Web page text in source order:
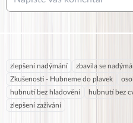
zlepšení nadýmání zbavila se
Zkušenosti - Hubneme do plavek
hubnutí bez hladovění
hubnutí bez
zlepšení zažívání